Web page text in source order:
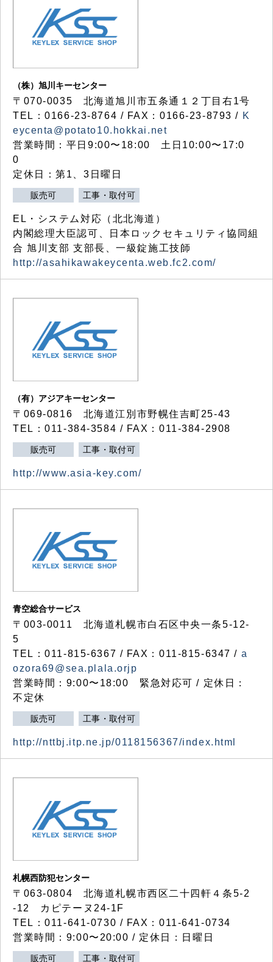
（株）旭川キーセンター
〒070-0035 北海道旭川市五条通１２丁目右1号
TEL：0166-23-8764 / FAX：0166-23-8793 / K
eycenta@potato10.hokkai.net
営業時間：平日9:00〜18:00 土日10:00〜17:0
0
定休日：第1、3日曜日
販売可 工事・取付可
EL・システム対応（北北海道）
内閣総理大臣認可、日本ロックセキュリティ協同組
合 旭川支部 支部長、一級錠施工技師
http://asahikawakeycenta.web.fc2.com/
（有）アジアキーセンター
〒069-0816 北海道江別市野幌住吉町25-43
TEL：011-384-3584 / FAX：011-384-2908
販売可 工事・取付可
http://www.asia-key.com/
青空総合サービス
〒003-0011 北海道札幌市白石区中央一条5-12-
5
TEL：011-815-6367 / FAX：011-815-6347 / a
ozora69@sea.plala.orjp
営業時間：9:00〜18:00 緊急対応可 / 定休日：
不定休
販売可 工事・取付可
http://nttbj.itp.ne.jp/0118156367/index.html
札幌西防犯センター
〒063-0804 北海道札幌市西区二十四軒４条5-2
-12 カピテーヌ24-1F
TEL：011-641-0730 / FAX：011-641-0734
営業時間：9:00〜20:00 / 定休日：日曜日
販売可 工事・取付可